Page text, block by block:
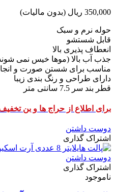
350,000 ریال (بدون مالیات)
حوله نرم و سبک
قابل شستشو
انعطاف پذیری بالا
جذب آب بالا (موها خیس نمی
مناسب برای شستن صورت و
دارای طراحی و رنگ بندی زیبا
قطر بند سر 7.5 سانتی متر
برای اطلاع از حراج ها و بن تخفیف
دوست داشتن
اشتراک گذاری
دوست داشتن
اشتراک گذاری
ناموجود